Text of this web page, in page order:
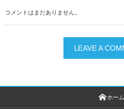
コメントはまだありません。
LEAVE A
ホーム